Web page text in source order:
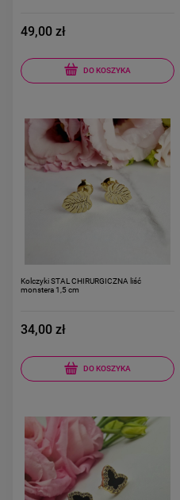
49,00 zł
DO KOSZYKA
Kolczyki STAL CHIRURGICZNA liść
monstera 1,5 cm
34,00 zł
DO KOSZYKA